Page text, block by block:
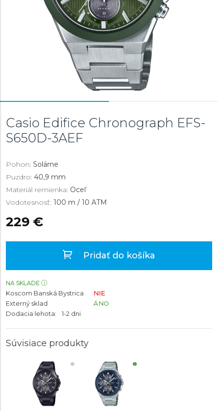
Casio Edifice Chronograph EFS-
S650D-3AEF
Pohon: Solárne
Puzdro: 40,9 mm
Materiál remienka: Oceľ
Vodotesnosť: 100 m / 10 ATM
229 €
Pridať do košíka
NA SKLADE
Koscom Banská Bystrica
NIE
Externý sklad
ÁNO
Dodacia lehota:
1-2 dni
Súvisiace produkty